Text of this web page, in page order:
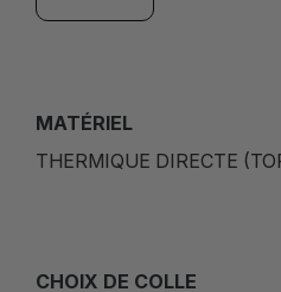
MATÉRIEL
THERMIQUE DIRECTE
CHOIX DE COLLE